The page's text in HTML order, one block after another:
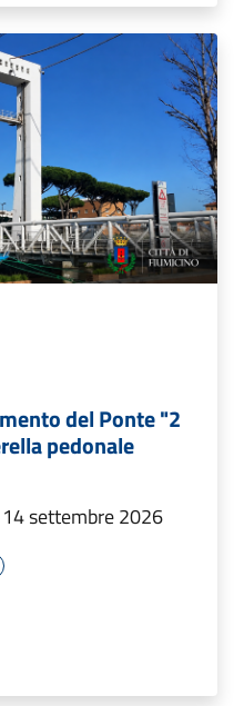
del Ponte "2
pedonale
settembre 2026